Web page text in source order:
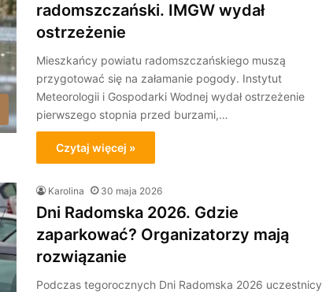
radomszczański. IMGW wydał
ostrzeżenie
Mieszkańcy powiatu radomszczańskiego muszą
przygotować się na załamanie pogody. Instytut
Meteorologii i Gospodarki Wodnej wydał ostrzeżenie
pierwszego stopnia przed burzami,…
Czytaj więcej »
Karolina 30 maja 2026
Dni Radomska 2026. Gdzie
zaparkować? Organizatorzy mają
rozwiązanie
Podczas tegorocznych Dni Radomska 2026 uczestnicy